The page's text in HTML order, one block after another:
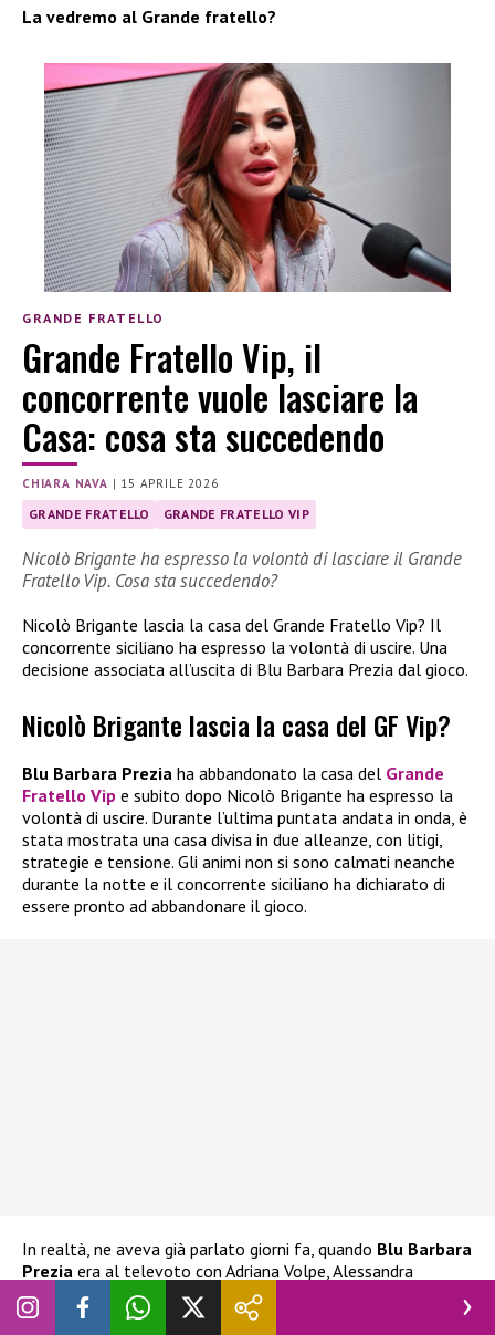
La vedremo al Grande fratello?
GRANDE FRATELLO
Grande Fratello Vip, il
concorrente vuole lasciare la
Casa: cosa sta succedendo
CHIARA NAVA | 15 APRILE 2026
GRANDE FRATELLO GRANDE FRATELLO VIP
Nicolò Brigante ha espresso la volontà di lasciare il Grande
Fratello Vip. Cosa sta succedendo?
Nicolò Brigante lascia la casa del Grande Fratello Vip? Il
concorrente siciliano ha espresso la volontà di uscire. Una
decisione associata all’uscita di Blu Barbara Prezia dal gioco.
Nicolò Brigante lascia la casa del GF Vip?
Blu Barbara Prezia ha abbandonato la casa del Grande
Fratello Vip e subito dopo Nicolò Brigante ha espresso la
volontà di uscire. Durante l’ultima puntata andata in onda, è
stata mostrata una casa divisa in due alleanze, con litigi,
strategie e tensione. Gli animi non si sono calmati neanche
durante la notte e il concorrente siciliano ha dichiarato di
essere pronto ad abbandonare il gioco.
In realtà, ne aveva già parlato giorni fa, quando Blu Barbara
Prezia era al televoto con Adriana Volpe, Alessandra
Mussolini e Lucia Ilarido. L’ex tronista aveva già espresso
l’intenzione di ritirarsinel caso Blu fosse stata eliminata.